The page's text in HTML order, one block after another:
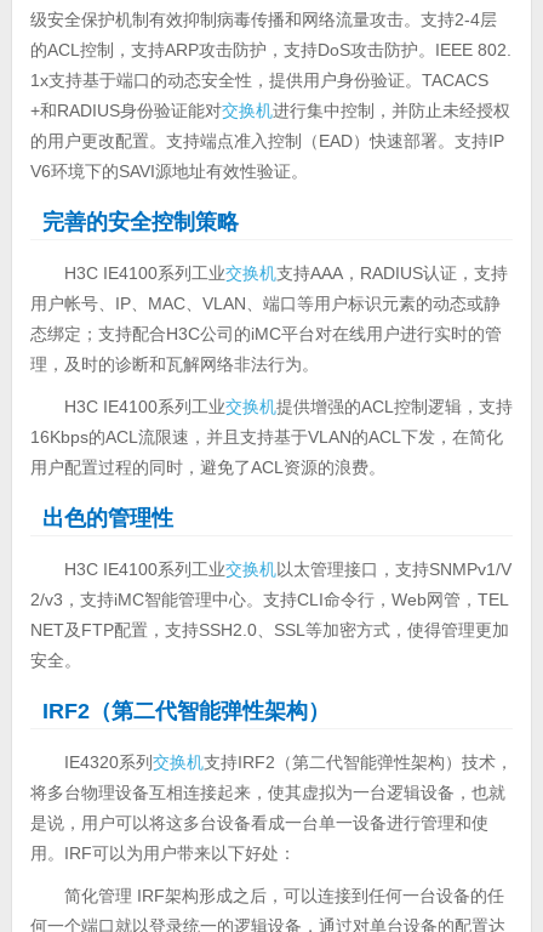
级安全保护机制有效抑制病毒传播和网络流量攻击。支持2-4层
的ACL控制，支持ARP攻击防护，支持DoS攻击防护。IEEE 802.
1x支持基于端口的动态安全性，提供用户身份验证。TACACS
+和RADIUS身份验证能对交换机进行集中控制，并防止未经授权
的用户更改配置。支持端点准入控制（EAD）快速部署。支持IP
V6环境下的SAVI源地址有效性验证。
完善的安全控制策略
H3C IE4100系列工业交换机支持AAA，RADIUS认证，支持
用户帐号、IP、MAC、VLAN、端口等用户标识元素的动态或静
态绑定；支持配合H3C公司的iMC平台对在线用户进行实时的管
理，及时的诊断和瓦解网络非法行为。
H3C IE4100系列工业交换机提供增强的ACL控制逻辑，支持
16Kbps的ACL流限速，并且支持基于VLAN的ACL下发，在简化
用户配置过程的同时，避免了ACL资源的浪费。
出色的管理性
H3C IE4100系列工业交换机以太管理接口，支持SNMPv1/V
2/v3，支持iMC智能管理中心。支持CLI命令行，Web网管，TEL
NET及FTP配置，支持SSH2.0、SSL等加密方式，使得管理更加
安全。
IRF2（第二代智能弹性架构）
IE4320系列交换机支持IRF2（第二代智能弹性架构）技术，
将多台物理设备互相连接起来，使其虚拟为一台逻辑设备，也就
是说，用户可以将这多台设备看成一台单一设备进行管理和使
用。IRF可以为用户带来以下好处：
简化管理 IRF架构形成之后，可以连接到任何一台设备的任
何一个端口就以登录统一的逻辑设备，通过对单台设备的配置达